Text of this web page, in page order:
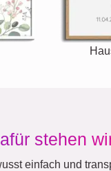
stehen
einfach und